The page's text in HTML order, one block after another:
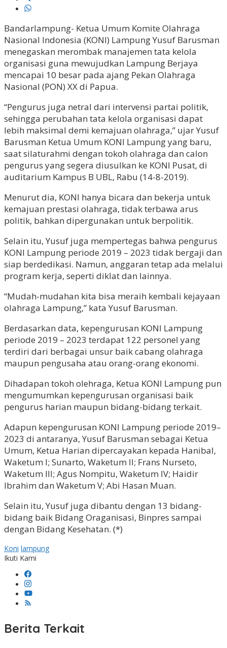
Bandarlampung- Ketua Umum Komite Olahraga
Nasional Indonesia (KONI) Lampung Yusuf Barusman
menegaskan merombak manajemen tata kelola
organisasi guna mewujudkan Lampung Berjaya
mencapai 10 besar pada ajang Pekan Olahraga
Nasional (PON) XX di Papua.
“Pengurus juga netral dari intervensi partai politik,
sehingga perubahan tata kelola organisasi dapat
lebih maksimal demi kemajuan olahraga,” ujar Yusuf
Barusman Ketua Umum KONI Lampung yang baru,
saat silaturahmi dengan tokoh olahraga dan calon
pengurus yang segera diusulkan ke KONI Pusat, di
auditarium Kampus B UBL, Rabu (14-8-2019).
Menurut dia, KONI hanya bicara dan bekerja untuk
kemajuan prestasi olahraga, tidak terbawa arus
politik, bahkan dipergunakan untuk berpolitik.
Selain itu, Yusuf juga mempertegas bahwa pengurus
KONI Lampung periode 2019 – 2023 tidak bergaji dan
siap berdedikasi. Namun, anggaran tetap ada melalui
program kerja, seperti diklat dan lainnya.
“Mudah-mudahan kita bisa meraih kembali kejayaan
olahraga Lampung,” kata Yusuf Barusman.
Berdasarkan data, kepengurusan KONI Lampung
periode 2019 – 2023 terdapat 122 personel yang
terdiri dari berbagai unsur baik cabang olahraga
maupun pengusaha atau orang-orang ekonomi.
Dihadapan tokoh olehraga, Ketua KONI Lampung pun
mengumumkan kepengurusan organisasi baik
pengurus harian maupun bidang-bidang terkait.
Adapun kepengurusan KONI Lampung periode 2019–
2023 di antaranya, Yusuf Barusman sebagai Ketua
Umum, Ketua Harian dipercayakan kepada Hanibal,
Waketum I; Sunarto, Waketum II; Frans Nurseto,
Waketum III; Agus Nompitu, Waketum IV; Haidir
Ibrahim dan Waketum V; Abi Hasan Muan.
Selain itu, Yusuf juga dibantu dengan 13 bidang-
bidang baik Bidang Oraganisasi, Binpres sampai
dengan Bidang Kesehatan. (*)
Koni lampung
Ikuti Kami
Berita Terkait